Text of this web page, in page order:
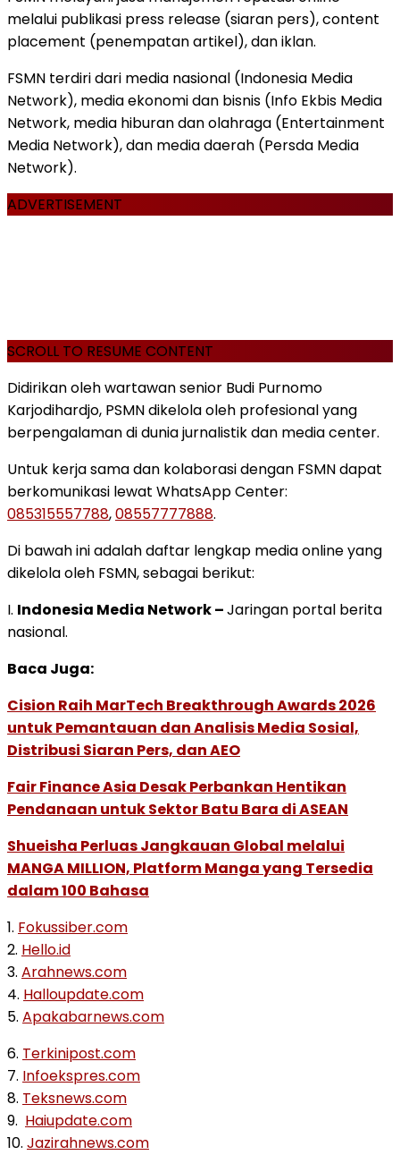
melalui publikasi press release (siaran pers), content
placement (penempatan artikel), dan iklan.
FSMN terdiri dari media nasional (Indonesia Media
Network), media ekonomi dan bisnis (Info Ekbis Media
Network, media hiburan dan olahraga (Entertainment
Media Network), dan media daerah (Persda Media
Network).
ADVERTISEMENT
SCROLL TO RESUME CONTENT
Didirikan oleh wartawan senior Budi Purnomo
Karjodihardjo, PSMN dikelola oleh profesional yang
berpengalaman di dunia jurnalistik dan media center.
Untuk kerja sama dan kolaborasi dengan FSMN dapat
berkomunikasi lewat WhatsApp Center:
085315557788,08557777888.
Di bawah ini adalah daftar lengkap media online yang
dikelola oleh FSMN, sebagai berikut:
I. Indonesia Media Network –Jaringan portal berita
nasional.
Baca Juga:
Cision Raih MarTech Breakthrough Awards 2026
untuk Pemantauan dan Analisis Media Sosial,
Distribusi Siaran Pers, dan AEO
Fair Finance Asia Desak Perbankan Hentikan
Pendanaan untuk Sektor Batu Bara di ASEAN
Shueisha Perluas Jangkauan Global melalui
MANGA MILLION, Platform Manga yang Tersedia
dalam 100 Bahasa
1. Fokussiber.com
2. Hello.id
3. Arahnews.com
4. Halloupdate.com
5. Apakabarnews.com
6. Terkinipost.com
7. Infoekspres.com
8. Teksnews.com
9. Haiupdate.com
10. Jazirahnews.com